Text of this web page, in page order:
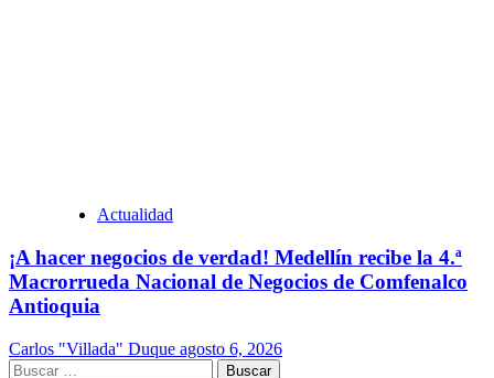
Actualidad
¡A hacer negocios de verdad! Medellín recibe la 4.ª
Macrorrueda Nacional de Negocios de Comfenalco
Antioquia
Carlos "Villada" Duque agosto 6, 2026
Buscar: